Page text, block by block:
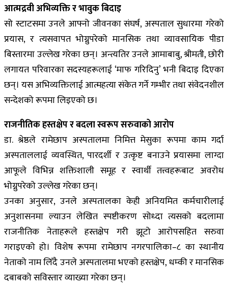
आत्मद्रवी अभिव्यक्ति र भावुक बिदाइ
सो स्टाटसमा उनले आफ्नो जीवनका संघर्ष, अस्पताल सुधारमा गरेको
प्रयास, र त्यसवापत भोग्नुपरेको मानसिक तथा व्यावसायिक पीडा
बिस्तारमा उल्लेख गरेका छन्। अन्त्यतिर उनले आमाबाबु, श्रीमती, छोरी
लगायत परिवारका सदस्यहरूलाई ‘माफ गरिदिनु’ भनी बिदाइ दिएका
छन्। यस अभिव्यक्तिलाई आत्महत्या संकेत गर्ने गम्भीर तथा संवेदनशील
सन्देशको रूपमा लिइएको छ।
राजनीतिक हस्तक्षेप र बदला स्वरूप सरुवाको आरोप
डा. श्रेष्ठले रामेछाप अस्पतालमा निमित्त मेसुका रूपमा काम गर्दा
अस्पताललाई व्यवस्थित, पारदर्शी र उत्कृष्ट बनाउने प्रयासमा लाग्दा
आफूले विभिन्न शक्तिशाली समूह र स्वार्थी तत्त्वहरूबाट अवरोध
भोग्नुपरेको उल्लेख गरेका छन्।
उनका अनुसार, उनले अस्पतालका केही अनियमित कर्मचारीलाई
अनुशासनमा ल्याउन लेखित स्पष्टीकरण सोध्दा त्यसको बदलामा
राजनीतिक नेताहरूले हस्तक्षेप गरी झूटो आरोपसहित सरुवा
गराइएको हो। विशेष रूपमा रामेछाप नगरपालिका–८ का स्थानीय
नेताको नाम लिँदै उनले अस्पतालमा भएको हस्तक्षेप, धम्की र मानसिक
दबाबको सविस्तार व्याख्या गरेका छन्।